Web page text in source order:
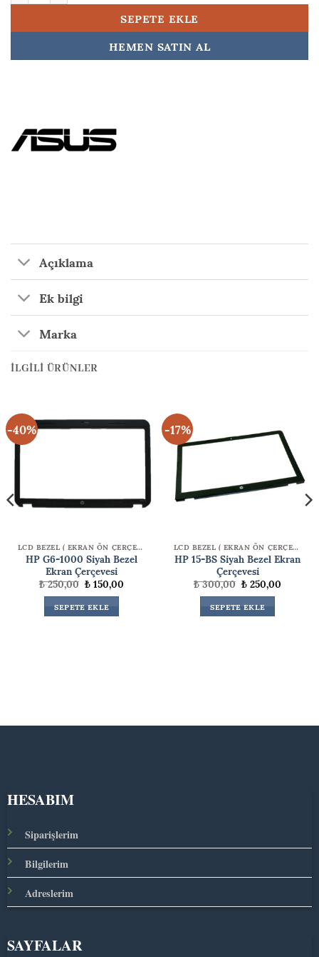
SEPETE EKLE
HEMEN SATIN AL
Açıklama
Ek bilgi
Marka
İLGILI ÜRÜNLER
-40%
LCD BEZEL ( EKRAN ÖN ÇERÇEVE )
HP G6-1000 Siyah Bezel
Ekran Çerçevesi
₺250,00Orijinal
fiyat:
₺ 250,00.
₺150,00
SEPETE EKLE
-17%
LCD BEZEL ( EKRAN ÖN ÇERÇEVE )
HP 15-BS Siyah Bezel Ekran
Çerçevesi
₺300,00Orijinal
fiyat:
₺ 300,00.
₺250,00
SEPETE EKLE
HESABIM
Siparişlerim
Bilgilerim
Adreslerim
SAYFALAR